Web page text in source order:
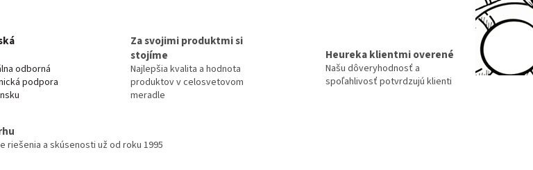
odborná
podpora
Za svojimi produktmi si
stojíme
Najlepšia kvalita a hodnota
produktov v celosvetovom
meradle
Heureka klientmi overené
Našu dôveryhodnosť a
spoľahlivosť potvrdzujú klienti
riešenia a skúsenosti už od roku 1995